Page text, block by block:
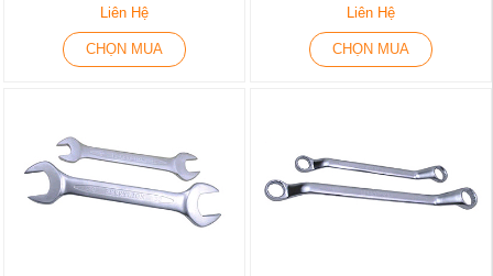
Liên Hệ
CHỌN MUA
Liên Hệ
CHỌN MUA